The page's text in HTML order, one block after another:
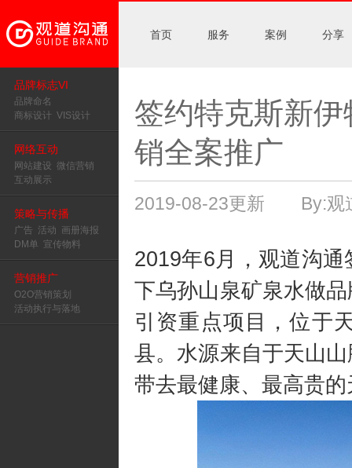
首页 服务 案例 分享
品牌标志VI
品牌命名
商标设计 VIS设计
网络互动
网站建设 微信营销
互动展示
策略与传播
广告 活动 画册海报
DM单 宣传物料
营销推广
O2O营销策划
活动执行与落地
签约特克斯新
销全案推广
2019-08-23更新 By:观
2019年6月，观道沟
下乌孙山泉矿泉水做
引资重点项目，位于
县。水源来自于天山
带去最健康、最高贵